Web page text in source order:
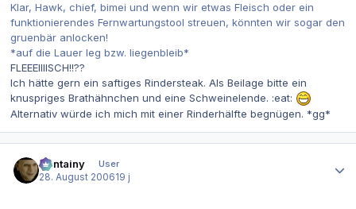
Klar, Hawk, chief, bimei und wenn wir etwas Fleisch oder ein
funktionierendes Fernwartungstool streuen, könnten wir sogar den
gruenbär anlocken!
*auf die Lauer leg bzw. liegenbleib*
FLEEEIIIISCH!!??
Ich hätte gern ein saftiges Rindersteak. Als Beilage bitte ein
knuspriges Brathähnchen und eine Schweinelende. :eat:
Alternativ würde ich mich mit einer Rinderhälfte begnügen. *gg*
Containy
User
28. August 200619 j